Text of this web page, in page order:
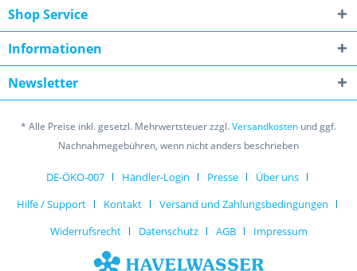
Shop Service
Informationen
Newsletter
* Alle Preise inkl. gesetzl. Mehrwertsteuer zzgl.Versandkosten und ggf.
Nachnahmegebühren, wenn nicht anders beschrieben
DE-ÖKO-007 Händler-Login Presse
Über uns
Hilfe / Support
Kontakt
Versand und Zahlungsbedingungen
Widerrufsrecht
Datenschutz AGB Impressum